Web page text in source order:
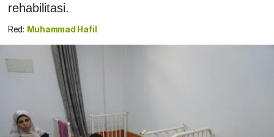
rehabilitasi.
Red: Muhammad Hafil